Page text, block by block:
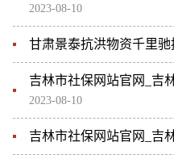
2023-08-10
甘肃景泰抗洪物资千里
吉林市社保网站官网_吉
2023-08-10
吉林市社保网站官网_吉